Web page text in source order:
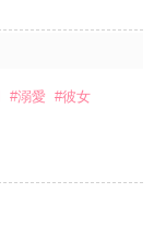
#溺愛 #彼女